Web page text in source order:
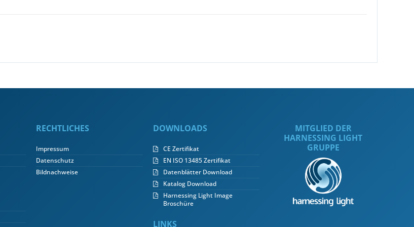
RECHTLICHES
Impressum
Datenschutz
Bildnachweise
DOWNLOADS
CE Zertifikat
EN ISO 13485 Zertifikat
Datenblätter Download
Katalog Download
Harnessing Light Image
Broschüre
LINKS
MITGLIED DER
HARNESSING LIGHT
GRUPPE